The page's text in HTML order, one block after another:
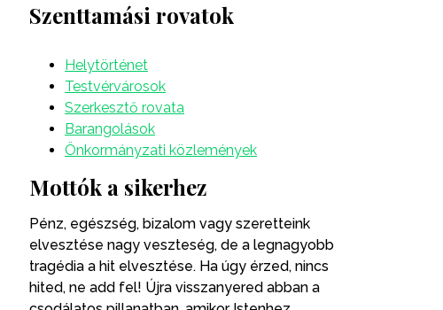
Szenttamási rovatok
Helytörténet
Testvérvárosok
Szerkesztő rovata
Barangolások
Önkormányzati közlemények
Mottók a sikerhez
Pénz, egészség, bizalom vagy szeretteink
elvesztése nagy veszteség, de a legnagyobb
tragédia a hit elvesztése. Ha úgy érzed, nincs
hited, ne add fel! Újra visszanyered abban a